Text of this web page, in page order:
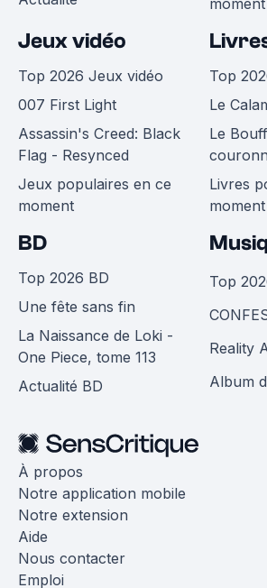
Jeux vidéo
Top 2026 Jeux vidéo
007 First Light
Assassin's Creed: Black
Flag - Resynced
Jeux populaires en ce
moment
Top
Le
Le
Livres
moment
BD
Top 2026 BD
Une fête sans fin
La Naissance de Loki -
One Piece, tome 113
Actualité BD
Top
Reality
Album
À propos
Notre application mobile
Notre extension
Aide
Nous contacter
Emploi